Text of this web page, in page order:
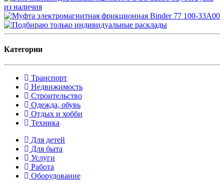
Категории
Транспорт
Недвижимость
Строительство
Одежда, обувь
Отдых и хобби
Техника
Для детей
Для быта
Услуги
Работа
Оборудование